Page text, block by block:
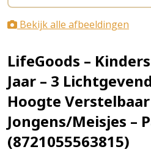
Bekijk alle afbeeldingen
LifeGoods –
Jaar – 3
Hoogte Verstelbaar
Jongens/Meisjes –
(8721055563815)